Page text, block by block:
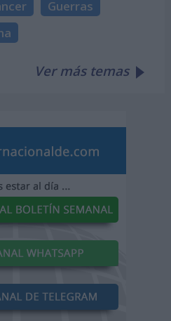
Guerras
Ver más temas